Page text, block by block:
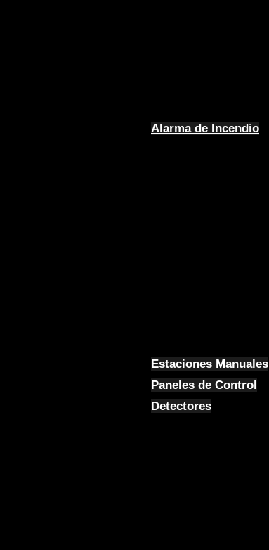
Alarma de Incendio
Estaciones Manuales
Paneles de Control
Detectores